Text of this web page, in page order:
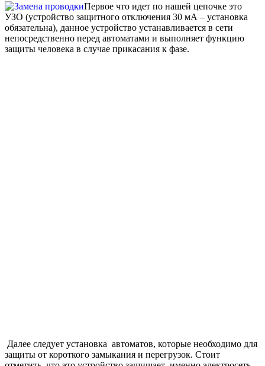
Первое что идет по нашей цепочке это
УЗО (устройство защитного отключения 30 мА – установка
обязательна), данное устройство устанавливается в сети
непосредственно перед автоматами и выполняет функцию
защиты человека в случае прикасания к фазе.
Далее следует установка автоматов, которые необходимо для
защиты от короткого замыкания и перегрузок. Стоит